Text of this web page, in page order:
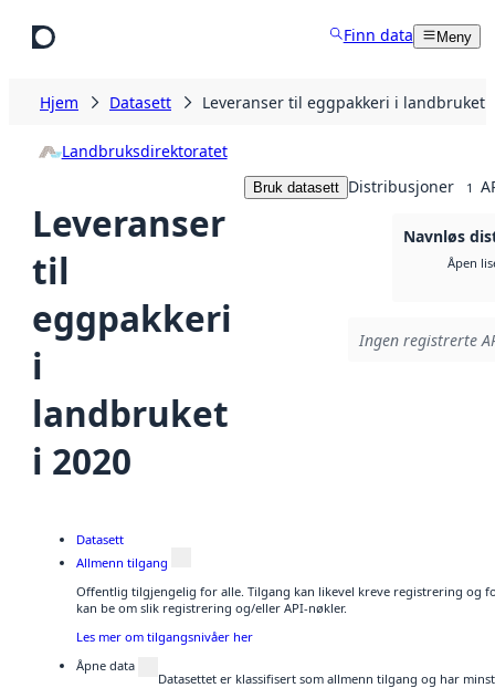
Finn data Meny
Hjem Datasett Leveranser til eggpakkeri i landbruket
Landbruksdirektoratet
Leveranser
til
eggpakkeri
i
landbruket
i 2020
Bruk datasett Distribusjoner 1
Navnløs
Åpen
Ingen registrerte
Datasett
Allmenn tilgang
Offentlig tilgjengelig for alle. Tilgang kan likevel kreve registrering og
kan be om slik registrering og/eller API-nøkler.
Les mer om tilgangsnivåer her
Åpne data
Datasettet er klassifisert som allmenn tilgang og har